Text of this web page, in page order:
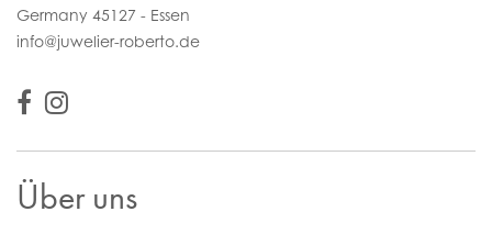
Germany 45127 - Essen
info@juwelier-roberto.de
Über uns